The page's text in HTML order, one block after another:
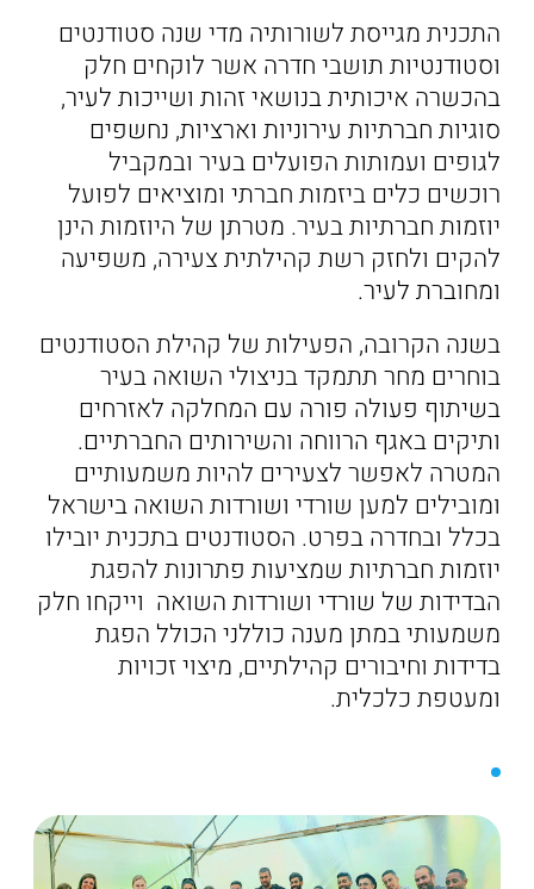
התכנית מגייסת לשורותיה מדי שנה סטודנטים
וסטודנטיות תושבי חדרה אשר לוקחים חלק
בהכשרה איכותית בנושאי זהות ושייכות לעיר,
סוגיות חברתיות עירוניות וארציות, נחשפים
לגופים ועמותות הפועלים בעיר ובמקביל
רוכשים כלים ביזמות חברתי ומוציאים לפועל
יוזמות חברתיות בעיר. מטרתן של היוזמות הינן
להקים ולחזק רשת קהילתית צעירה, משפיעה
ומחוברת לעיר.
בשנה הקרובה, הפעילות של קהילת הסטודנטים
בוחרים מחר תתמקד בניצולי השואה בעיר
בשיתוף פעולה פורה עם המחלקה לאזרחים
ותיקים באגף הרווחה והשירותים החברתיים.
המטרה לאפשר לצעירים להיות משמעותיים
ומובילים למען שורדי ושורדות השואה בישראל
בכלל ובחדרה בפרט. הסטודנטים בתכנית יובילו
יוזמות חברתיות שמציעות פתרונות להפגת
הבדידות של שורדי ושורדות השואה וייקחו חלק
משמעותי במתן מענה כוללני הכולל הפגת
בדידות וחיבורים קהילתיים, מיצוי זכויות
ומעטפת כלכלית.